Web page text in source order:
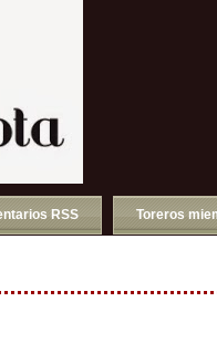
RSS Toreros